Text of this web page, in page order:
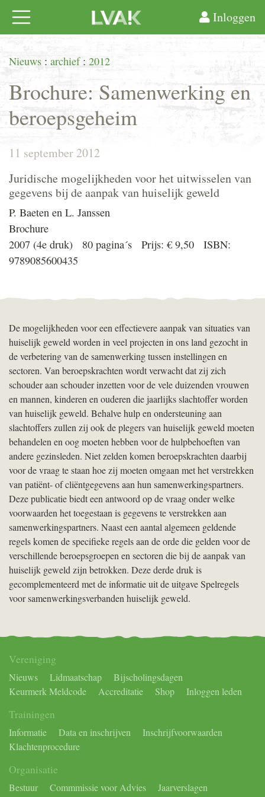
Inloggen
Nieuws : archief: 2012
Brochure: Samenwerking en
beroepsgeheim
11 september 2012
Juridische mogelijkheden voor het uitwisselen van
gegevens bij de aanpak van huiselijk geweld
P. Baeten en L. Janssen
Brochure
2007 (4e druk) 80 pagina´s Prijs: € 9,50 ISBN:
9789085600435
De mogelijkheden voor een effectievere aanpak van situaties van
huiselijk geweld worden in veel projecten in ons land gezocht in
de verbetering van de samenwerking tussen instellingen en
sectoren. Van beroepskrachten wordt verwacht dat zij zich
schouder aan schouder inzetten voor de vele duizenden vrouwen
en mannen, kinderen en ouderen die jaarlijks slachtoffer worden
van huiselijk geweld. Behalve hulp en ondersteuning aan
slachtoffers zullen zij ook de plegers van huiselijk geweld moeten
behandelen en oog moeten hebben voor de hulpbehoeften van
andere gezinsleden. Niet zelden komen beroepskrachten daarbij
voor de vraag te staan hoe zij moeten omgaan met het verstrekken
van patiënt- of cliëntgegevens aan hun samenwerkingspartners.
Deze publicatie biedt een antwoord op de vraag onder welke
voorwaarden het toegestaan is gegevens te verstrekken aan
samenwerkingspartners. Naast een aantal algemeen geldende
regels komen de specifieke regels aan de orde die gelden voor de
verschillende beroepsgroepen en sectoren die bij de aanpak van
huiselijk geweld zijn betrokken. Deze derde druk is
gecomplementeerd met de informatie uit de uitgave Spelregels
voor samenwerkingsverbanden huiselijk geweld.
Vereniging
Nieuws Lidmaatschap
Bijscholingsdagen
Keurmerk Meldcode
Accreditatie Shop Inloggen leden
Trainingen
Informatie Data en inschrijven
Inschrijfvoorwaarden
Klachtenprocedure
Organisatie
Bestuur Commmissie voor Advies
Jaarverslagen